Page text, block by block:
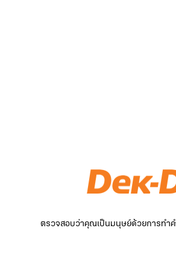
ตรวจสอบว่าคุณเป็นมนุษย์ด้วยการทำค